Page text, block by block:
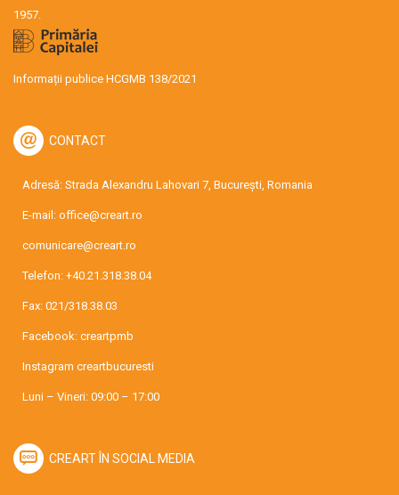
1957.
Informații publice HCGMB 138/2021
CONTACT
Adresă: Strada Alexandru Lahovari 7, București, Romania
E-mail: office@creart.ro
comunicare@creart.ro
Telefon: +40.21.318.38.04
Fax: 021/318.38.03
Facebook: creartpmb
Instagram creartbucuresti
Luni – Vineri: 09:00 – 17:00
CREART ÎN SOCIAL MEDIA